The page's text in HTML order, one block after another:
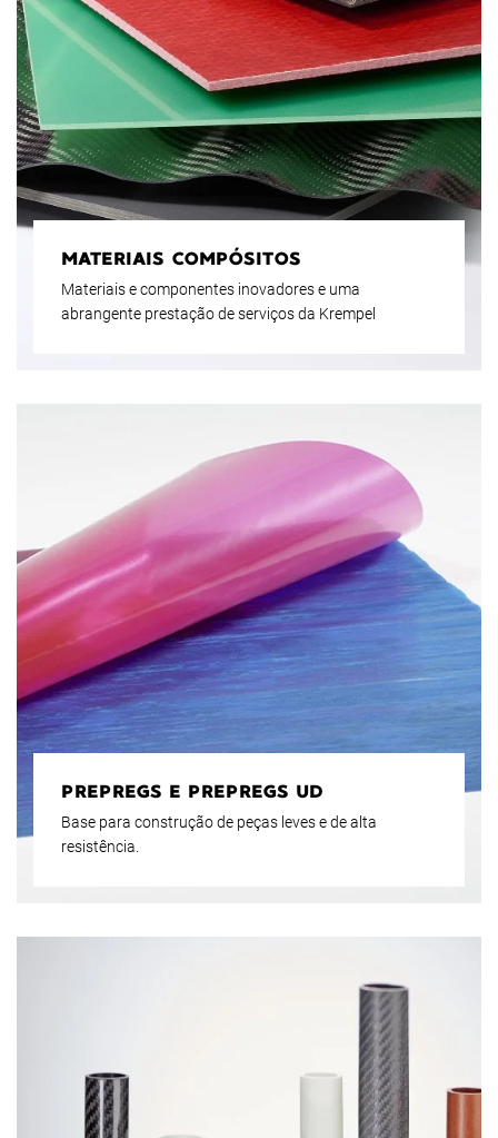
MATERIAIS COMPÓSITOS
Materiais e componentes inovadores e uma
abrangente prestação de serviços da Krempel
PREPREGS E PREPREGS UD
Base para construção de peças leves e de alta
resistência.